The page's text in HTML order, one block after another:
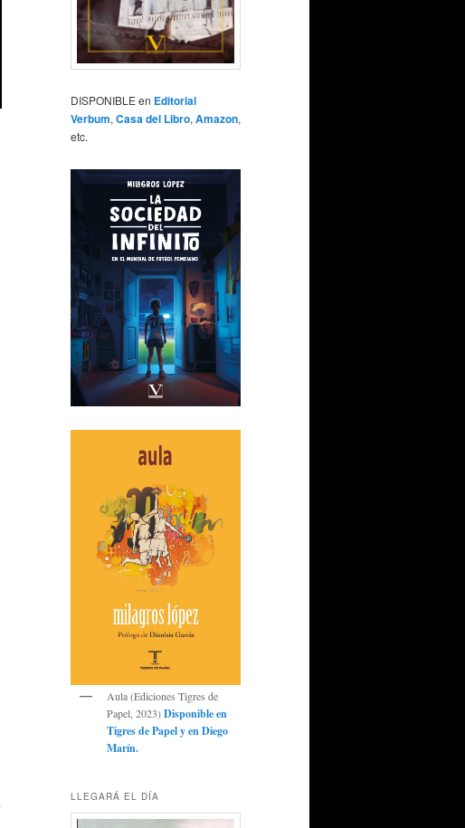
DISPONIBLE en Editorial
Verbum, Casa del Libro, Amazon,
etc.
Aula (Ediciones Tigres de
Papel, 2023)Disponible en
Tigres de Papely enDiego
Marín.
LLEGARÁ EL DÍA